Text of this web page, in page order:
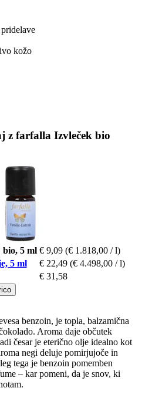
kožo
z farfalla Izvleček bio
bio, 5 ml € 9,09 (€ 1.818,00 / l)
5 ml
€ 22,49 (€ 4.498,00 / l)
€ 31,58
benzoin, je topla, balzamična
Aroma daje občutek
česar je eterično olje idealno kot
negi deluje pomirjujoče in
tega je benzoin pomemben
– kar pomeni, da je snov, ki